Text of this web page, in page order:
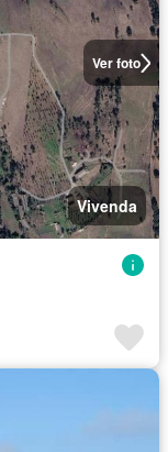
Ver foto
Vivenda